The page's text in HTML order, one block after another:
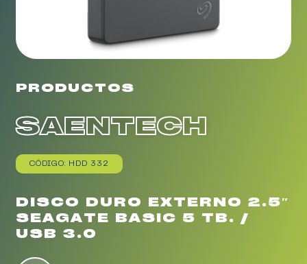
PRODUCTOS
SAENTECH
CÓDIGO: HDD 332
DISCO DURO EXTERNO 2.5″
SEAGATE BASIC 5 TB. /
USB 3.0